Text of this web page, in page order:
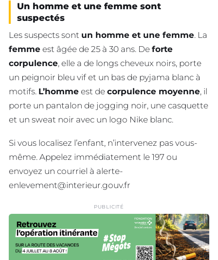
Un homme et une femme sont
suspectés
Les suspects sont un homme et une femme. La
femme est âgée de 25 à 30 ans. De forte
corpulence, elle a de longs cheveux noirs, porte
un peignoir bleu vif et un bas de pyjama blanc à
motifs. L’homme est de corpulence moyenne, il
porte un pantalon de jogging noir, une casquette
et un sweat noir avec un logo Nike blanc.
Si vous localisez l’enfant, n’intervenez pas vous-
même. Appelez immédiatement le 197 ou
envoyez un courriel à alerte-
enlevement@interieur.gouv.fr
PUBLICITÉ